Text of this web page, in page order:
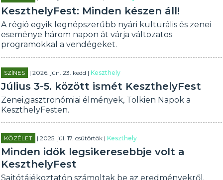
KeszthelyFest: Minden készen áll!
A régió egyik legnépszerűbb nyári kulturális és zenei
eseménye három napon át várja változatos
programokkal a vendégeket.
SZÍNES | 2026. jún. 23. kedd |Keszthely
Július 3-5. között ismét KeszthelyFest
Zenei,gasztronómiai élmények, Tolkien Napok a
KeszthelyFesten.
KÖZÉLET | 2025. júl. 17. csütörtök |Keszthely
Minden idők legsikeresebbje volt a
KeszthelyFest
Sajtótájékoztatón számoltak be az eredményekről.